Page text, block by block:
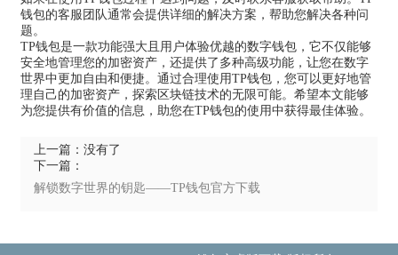
钱包的客服团队通常会提供详细的解决方案，帮助您解决各种问
题。
TP钱包是一款功能强大且用户体验优越的数字钱包，它不仅能够
安全地管理您的加密资产，还提供了多种高级功能，让您在数字
世界中更加自由和便捷。通过合理使用TP钱包，您可以更好地管
理自己的加密资产，探索区块链技术的无限可能。希望本文能够
为您提供有价值的信息，助您在TP钱包的使用中获得最佳体验。
上一篇：没有了
下一篇：
解锁数字世界的钥匙——TP钱包官方下载